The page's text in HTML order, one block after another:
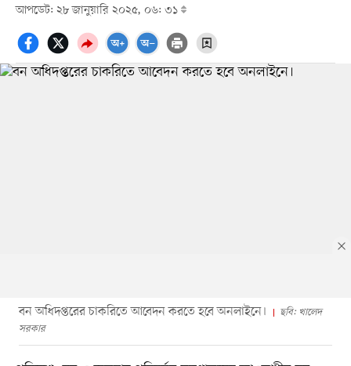
আপডেট: ২৮ জানুয়ারি ২০২৫, ০৬: ৩১
বন অধিদপ্তরের চাকরিতে আবেদন করতে হবে অনলাইনে।
ছবি: খালেদ
সরকার